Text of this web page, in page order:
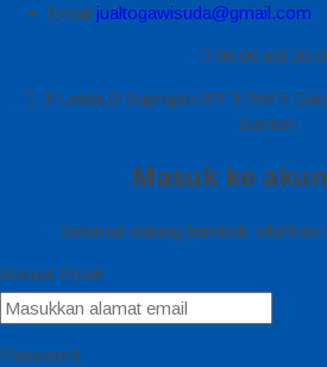
Email jualtogawisuda@gmail.com
08.00 s/d
Jl Letda D Suprapto RT 3 RW 5
Banten
Masuk ke
Selamat datang kembali, silahkan
Alamat Email
Password